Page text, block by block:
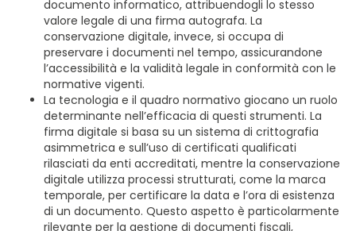
documento informatico, attribuendogli lo stesso
valore legale di una firma autografa. La
conservazione digitale, invece, si occupa di
preservare i documenti nel tempo, assicurandone
l’accessibilità e la validità legale in conformità con le
normative vigenti.
La tecnologia e il quadro normativo giocano un ruolo
determinante nell’efficacia di questi strumenti. La
firma digitale si basa su un sistema di crittografia
asimmetrica e sull’uso di certificati qualificati
rilasciati da enti accreditati, mentre la conservazione
digitale utilizza processi strutturati, come la marca
temporale, per certificare la data e l’ora di esistenza
di un documento. Questo aspetto è particolarmente
rilevante per la gestione di documenti fiscali,